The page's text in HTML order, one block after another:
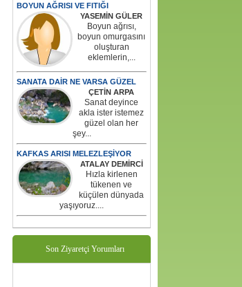
BOYUN AĞRISI VE FITIĞI
YASEMİN GÜLER
Boyun ağrısı,
boyun omurgasını
oluşturan
eklemlerin,...
SANATA DAİR NE VARSA GÜZEL
ÇETİN ARPA
Sanat deyince
akla ister istemez
güzel olan her
şey...
KAFKAS ARISI MELEZLEŞİYOR
ATALAY DEMİRCİ
Hızla kirlenen
tükenen ve
küçülen dünyada
yaşıyoruz....
Son Ziyaretçi Yorumları